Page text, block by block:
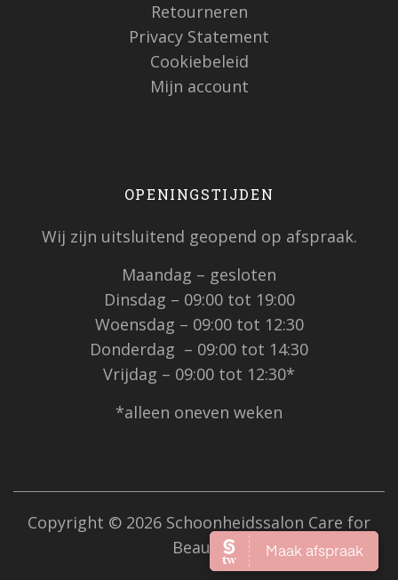
Retourneren
Privacy Statement
Cookiebeleid
Mijn account
OPENINGSTIJDEN
Wij zijn uitsluitend geopend op afspraak.
Maandag – gesloten
Dinsdag – 09:00 tot 19:00
Woensdag – 09:00 tot 12:30
Donderdag – 09:00 tot 14:30
Vrijdag – 09:00 tot 12:30*
*alleen oneven weken
Copyright © 2026 Schoonheidssalon Care for
Beauty